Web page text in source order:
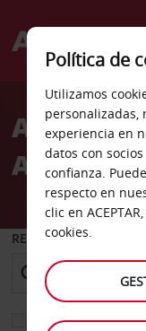
Welcome
AvisAlquiler
RECOGER EN
Elegir otra
Política de
Utilizamos
personalizadas,
experiencia en
datos con
confianza.
respecto en
clic en
cookies.